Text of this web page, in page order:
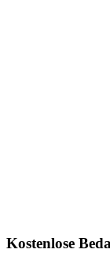
Kostenlose